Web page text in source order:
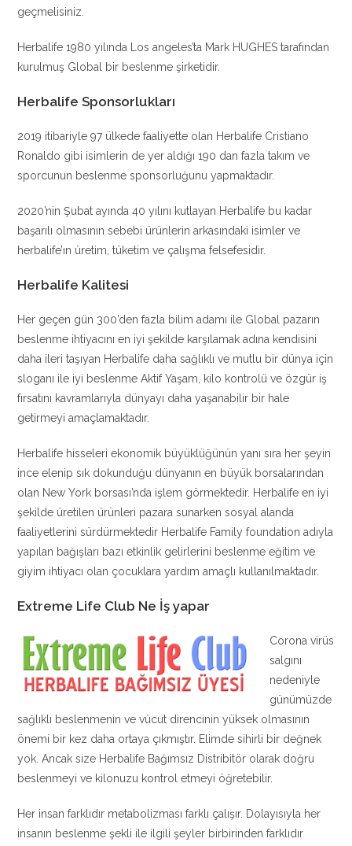
geçmelisiniz.
Herbalife 1980 yılında Los angeles’ta Mark HUGHES tarafından
kurulmuş Global bir beslenme şirketidir.
Herbalife Sponsorlukları
2019 itibariyle 97 ülkede faaliyette olan Herbalife Cristiano
Ronaldo gibi isimlerin de yer aldığı 190 dan fazla takım ve
sporcunun beslenme sponsorluğunu yapmaktadır.
2020’nin Şubat ayında 40 yılını kutlayan Herbalife bu kadar
başarılı olmasının sebebi ürünlerin arkasındaki isimler ve
herbalife’ın üretim, tüketim ve çalışma felsefesidir.
Herbalife Kalitesi
Her geçen gün 300’den fazla bilim adamı ile Global pazarın
beslenme ihtiyacını en iyi şekilde karşılamak adına kendisini
daha ileri taşıyan Herbalife daha sağlıklı ve mutlu bir dünya için
sloganı ile iyi beslenme Aktif Yaşam, kilo kontrolü ve özgür iş
fırsatını kavramlarıyla dünyayı daha yaşanabilir bir hale
getirmeyi amaçlamaktadır.
Herbalife hisseleri ekonomik büyüklüğünün yanı sıra her şeyin
ince elenip sık dokunduğu dünyanın en büyük borsalarından
olan New York borsası’nda işlem görmektedir. Herbalife en iyi
şekilde üretilen ürünleri pazara sunarken sosyal alanda
faaliyetlerini sürdürmektedir Herbalife Family foundation adıyla
yapılan bağışları bazı etkinlik gelirlerini beslenme eğitim ve
giyim ihtiyacı olan çocuklara yardım amaçlı kullanılmaktadır.
Extreme Life Club Ne İş yapar
Corona virüs
salgını
nedeniyle
günümüzde
sağlıklı beslenmenin ve vücut direncinin yüksek olmasının
önemi bir kez daha ortaya çıkmıştır. Elimde sihirli bir değnek
yok. Ancak size Herbalife Bağımsız Distribitör olarak doğru
beslenmeyi ve kilonuzu kontrol etmeyi öğretebilir.
Her insan farklıdır metabolizması farklı çalışır. Dolayısıyla her
insanın beslenme şekli ile ilgili şeyler birbirinden farklıdır